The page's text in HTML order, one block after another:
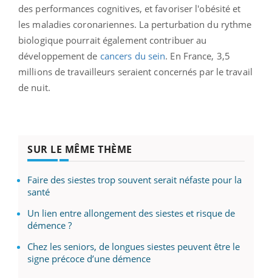
des performances cognitives, et favoriser l'obésité et
les maladies coronariennes. La perturbation du rythme
biologique pourrait également contribuer au
développement de cancers du sein. En France, 3,5
millions de travailleurs seraient concernés par le travail
de nuit.
SUR LE MÊME THÈME
Faire des siestes trop souvent serait néfaste pour la
santé
Un lien entre allongement des siestes et risque de
démence ?
Chez les seniors, de longues siestes peuvent être le
signe précoce d’une démence